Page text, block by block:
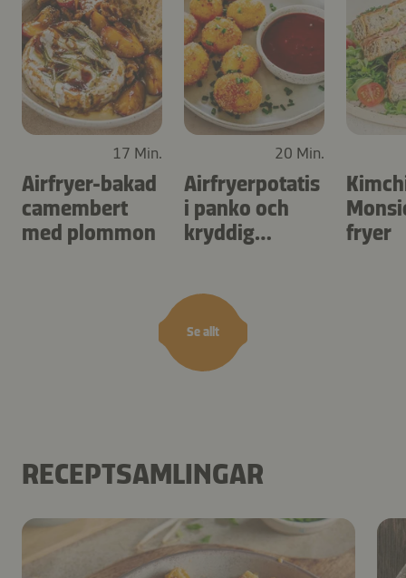
Se allt
17 Min.
Airfryer-bakad
camembert
med plommon
20 Min.
Airfryerpotatis
i panko och
kryddig
fryer
RECEPTSAMLINGAR